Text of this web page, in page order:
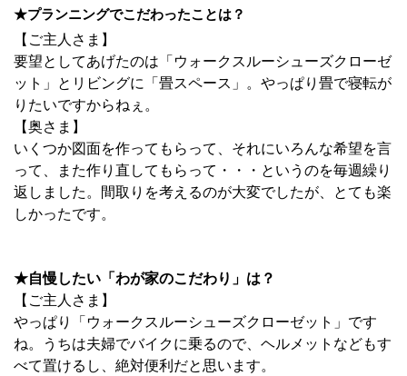
★プランニングでこだわったことは？
【ご主人さま】
要望としてあげたのは「ウォークスルーシューズクローゼ
ット」とリビングに「畳スペース」。やっぱり畳で寝転が
りたいですからねぇ。
【奥さま】
いくつか図面を作ってもらって、それにいろんな希望を言
って、また作り直してもらって・・・というのを毎週繰り
返しました。間取りを考えるのが大変でしたが、とても楽
しかったです。
★自慢したい「わが家のこだわり」は？
【ご主人さま】
やっぱり「ウォークスルーシューズクローゼット」です
ね。うちは夫婦でバイクに乗るので、ヘルメットなどもす
べて置けるし、絶対便利だと思います。